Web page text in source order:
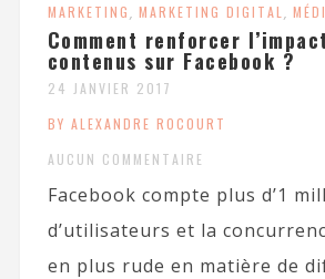
MARKETING, MARKETING DIGITAL ,
Comment renforcer
contenus sur Facebook ?
24 JANVIER 2017
BY ALEXANDRE ROCOURT
AUCUN COMMENTAIRE
Facebook compte plus d’1
d’utilisateurs et la
en plus rude en matière de